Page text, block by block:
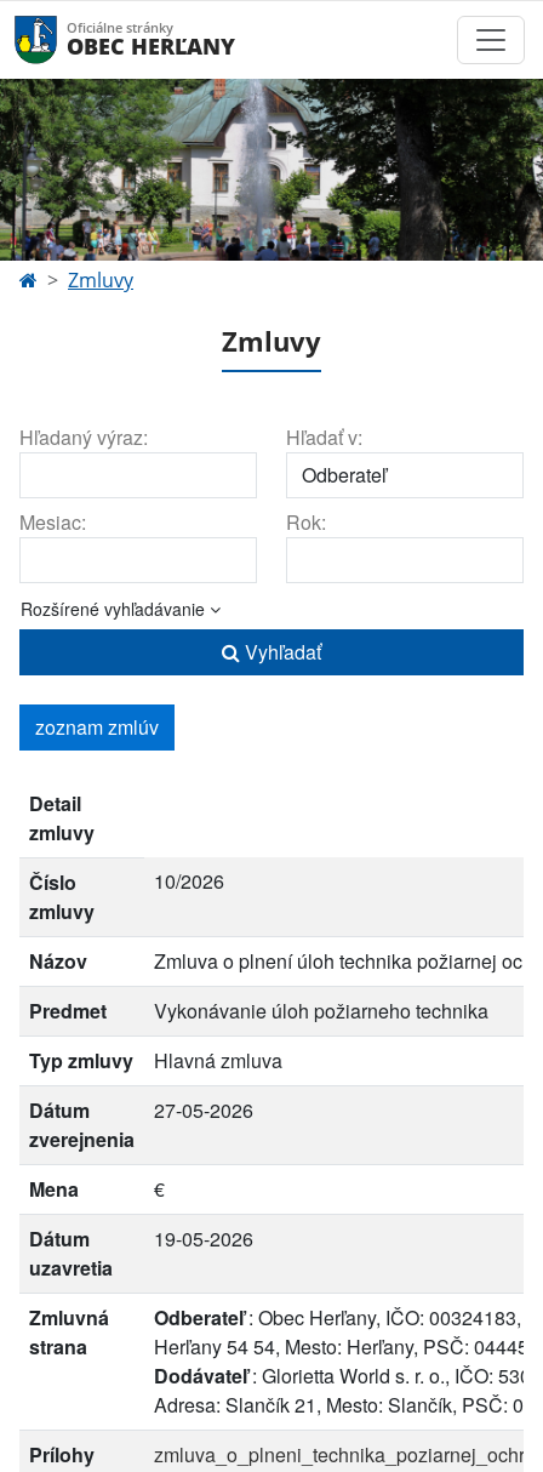
Oficiálne stránky
OBEC HERĽANY
Zmluvy
Zmluvy
Hľadaný výraz: Hľadať v:
Mesiac: Rok:
Rozšírené vyhľadávanie
Vyhľadať
zoznam zmlúv
Detail
zmluvy
Číslo
zmluvy
10/2026
Názov
Zmluva o plnení úloh technika požiarnej
Predmet
Vykonávanie úloh požiarneho technika
Typ zmluvy
Hlavná zmluva
Dátum
zverejnenia
27-05-2026
Mena
€
Dátum
uzavretia
19-05-2026
Zmluvná
strana
Odberateľ: Obec Herľany, IČO: 00324183,
Herľany 54 54, Mesto: Herľany, PSČ: 04445
Dodávateľ: Glorietta World s. r. o., IČO:
Adresa: Slančík 21, Mesto: Slančík, PSČ:
Prílohy